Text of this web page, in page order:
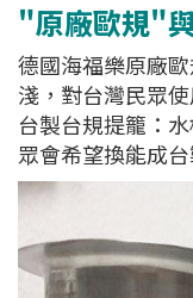
"原廠歐規"
德國海福樂原廠
淺，對台灣民眾
台製台規提籠：
眾會希望換能成